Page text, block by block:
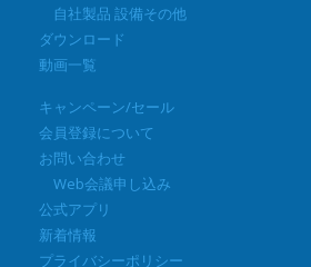
自社製品 設備その他
ダウンロード
動画一覧
キャンペーン/セール
会員登録について
お問い合わせ
Web会議申し込み
公式アプリ
新着情報
プライバシーポリシー